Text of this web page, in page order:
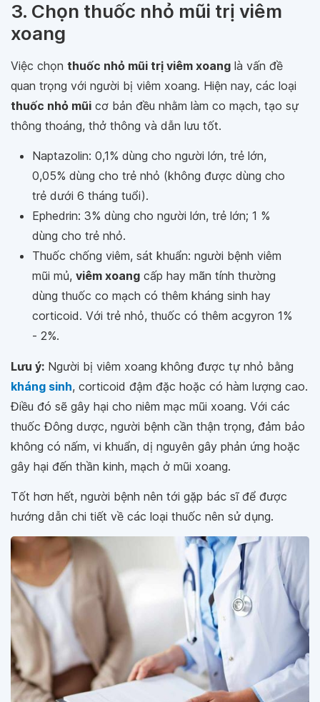
3. Chọn thuốc nhỏ mũi trị viêm
xoang
Việc chọn thuốc nhỏ mũi trị viêm xoang là vấn đề
quan trọng với người bị viêm xoang. Hiện nay, các loại
thuốc nhỏ mũi cơ bản đều nhằm làm co mạch, tạo sự
thông thoáng, thở thông và dẫn lưu tốt.
Naptazolin: 0,1% dùng cho người lớn, trẻ lớn,
0,05% dùng cho trẻ nhỏ (không được dùng cho
trẻ dưới 6 tháng tuổi).
Ephedrin: 3% dùng cho người lớn, trẻ lớn; 1 %
dùng cho trẻ nhỏ.
Thuốc chống viêm, sát khuẩn: người bệnh viêm
mũi mủ, viêm xoang cấp hay mãn tính thường
dùng thuốc co mạch có thêm kháng sinh hay
corticoid. Với trẻ nhỏ, thuốc có thêm acgyron 1%
- 2%.
Lưu ý: Người bị viêm xoang không được tự nhỏ bằng
kháng sinh, corticoid đậm đặc hoặc có hàm lượng cao.
Điều đó sẽ gây hại cho niêm mạc mũi xoang. Với các
thuốc Đông dược, người bệnh cần thận trọng, đảm bảo
không có nấm, vi khuẩn, dị nguyên gây phản ứng hoặc
gây hại đến thần kinh, mạch ở mũi xoang.
Tốt hơn hết, người bệnh nên tới gặp bác sĩ để được
hướng dẫn chi tiết về các loại thuốc nên sử dụng.